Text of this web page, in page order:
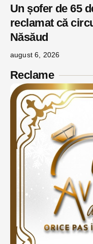
Un șofer de 65
reclamat că
Năsăud
august 6, 2026
Reclame